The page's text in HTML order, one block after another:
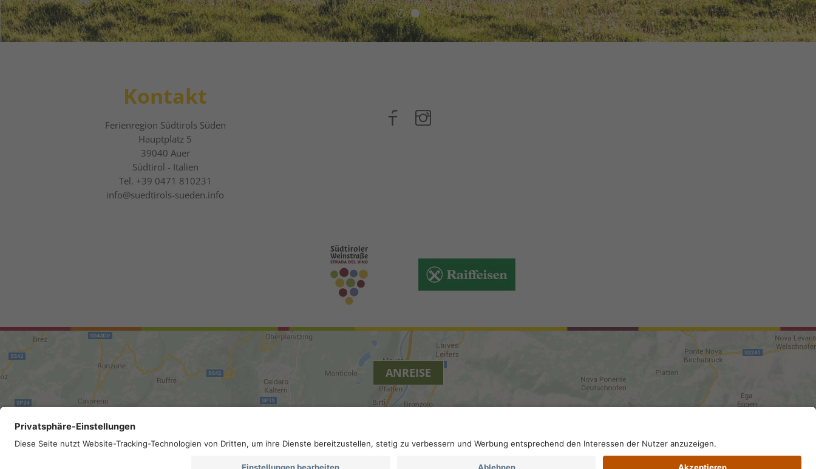
1 2
Kontakt
Ferienregion Südtirols Süden
Hauptplatz 5
39040 Auer
Südtirol - Italien
Tel. +39 0471 810231
info@suedtirols-sueden.info
ANREISE
Sitemap . Impressum . Privacy . Barrierefreiheit . Datenschutz-Einstellungen . MwSt.-Nummer IT 02296130210; SDI-Kodex: A4RZ960